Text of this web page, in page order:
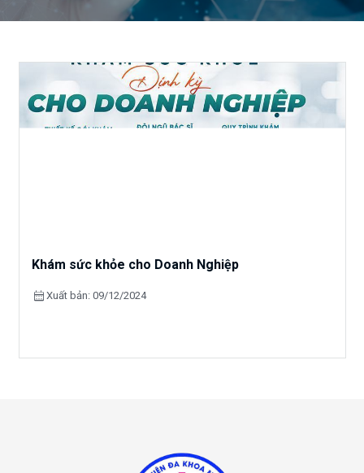
Khám sức khỏe cho Doanh Nghiệp
calendar_month Xuất bản: 09/12/2024